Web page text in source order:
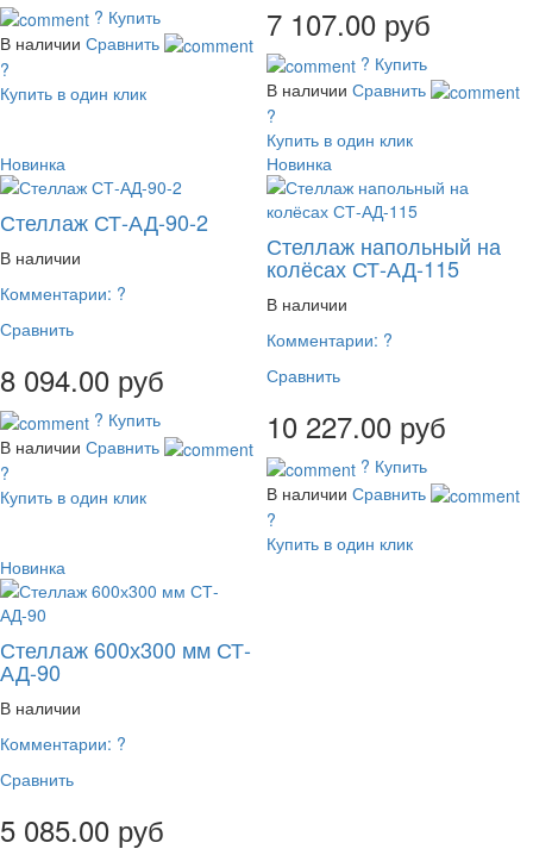
? Купить
В наличии Сравнить
?
Купить в один клик
7 107.00 руб
? Купить
В наличии Сравнить
?
Купить в один клик
Новинка
Стеллаж СТ-АД-90-2
В наличии
Комментарии: ?
Сравнить
8 094.00 руб
? Купить
В наличии Сравнить
?
Купить в один клик
Новинка
Стеллаж напольный на
колёсах СТ-АД-115
В наличии
Комментарии: ?
Сравнить
10 227.00 руб
? Купить
В наличии Сравнить
?
Купить в один клик
Новинка
Стеллаж 600х300 мм СТ-
АД-90
В наличии
Комментарии: ?
Сравнить
5 085.00 руб